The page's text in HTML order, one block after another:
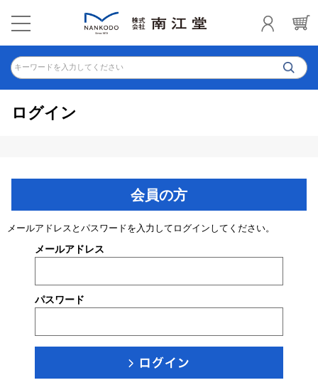
キーワードを入力してください
ログイン
会員の方
メールアドレスとパスワードを入力してログインしてください。
メールアドレス
パスワード